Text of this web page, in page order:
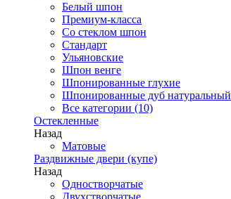
Белый шпон
Премиум-класса
Со стеклом шпон
Стандарт
Ульяновские
Шпон венге
Шпонированные глухие
Шпонированные дуб натуральный
Все категории (10)
Остекленные
Назад
Матовые
Раздвижные двери (купе)
Назад
Одностворчатые
Двухстворчатые